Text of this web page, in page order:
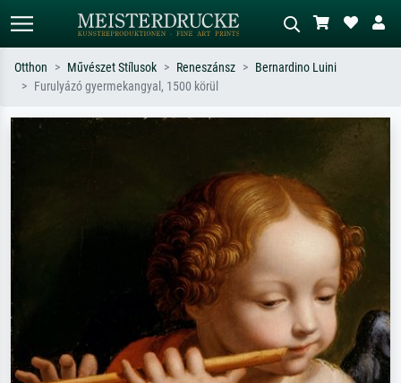
Keressen művész, műcím vagy stílus
Írja le a jelenetet – pl. zöld rét, sok
Otthon Művészet Stílusok Reneszánsz
Bernardino Luini
Furulyázó gyermekangyal, 1500 körül